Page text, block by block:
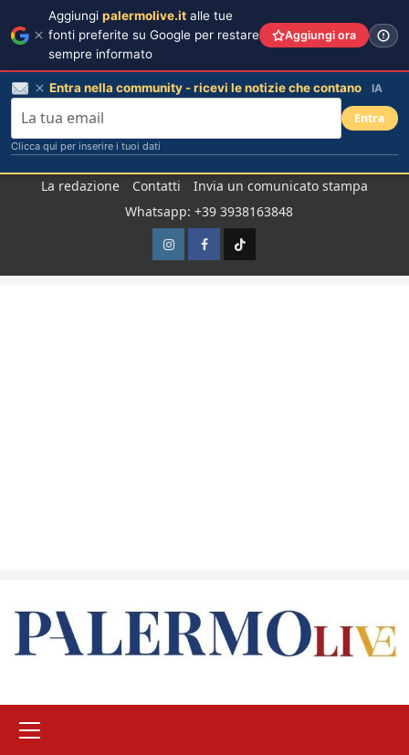
La redazione Contatti
Invia un comunicato stampa
Whatsapp: +39 3938163848
InstagramFacebook
TikTok
principale
Aggiungi palermolive.it alle tue
fonti preferite su Google per restare
sempre informato
Aggiungi ora
Entra nella community - ricevi le notizie che contano IA
Entra
Clicca qui per inserire i tuoi dati